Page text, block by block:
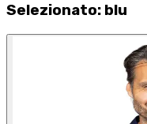
Selezionato: blu